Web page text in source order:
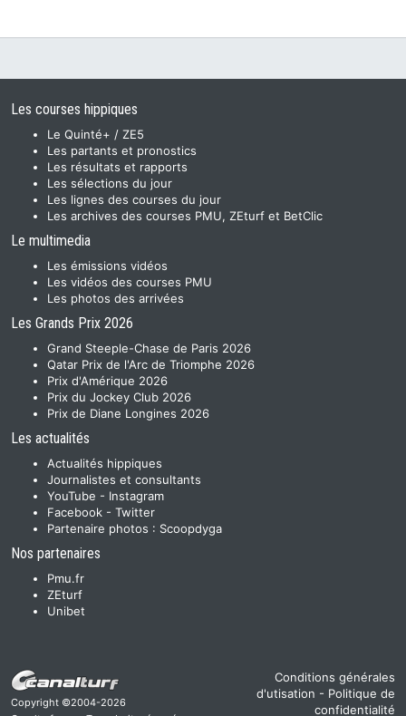
Les courses hippiques
Le Quinté+ / ZE5
Les partants et pronostics
Les résultats et rapports
Les sélections du jour
Les lignes des courses du jour
Les archives des courses PMU, ZEturf et BetClic
Le multimedia
Les émissions vidéos
Les vidéos des courses PMU
Les photos des arrivées
Les Grands Prix 2026
Grand Steeple-Chase de Paris 2026
Qatar Prix de l'Arc de Triomphe 2026
Prix d'Amérique 2026
Prix du Jockey Club 2026
Prix de Diane Longines 2026
Les actualités
Actualités hippiques
Journalistes et consultants
YouTube - Instagram
Facebook - Twitter
Partenaire photos : Scoopdyga
Nos partenaires
Pmu.fr
ZEturf
Unibet
Copyright ©2004-2026
Conditions générales
d'utisation - Politique de
confidentialité